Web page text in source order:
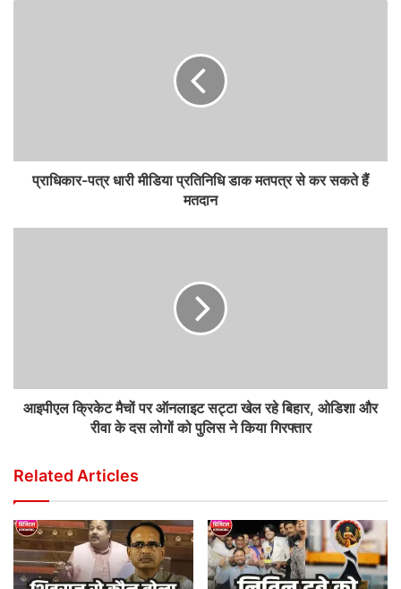
प्राधिकार-पत्र धारी मीडिया प्रतिनिधि डाक मतपत्र से कर सकते हैं
मतदान
आइपीएल क्रिकेट मैचों पर ऑनलाइट सट्टा खेल रहे बिहार, ओडिशा और
रीवा के दस लोगों को पुलिस ने किया गिरफ्तार
Related Articles